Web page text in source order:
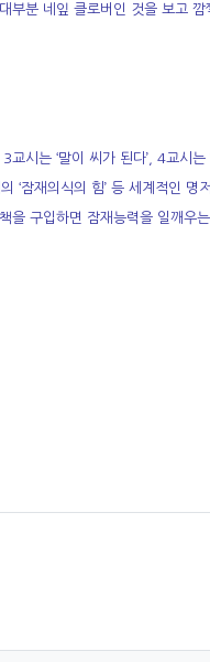
분 네잎 클로버인 것을 보고 깜
시는 ‘말이 씨가 된다’, 4교시는
‘잠재의식의 힘’ 등 세계적인 명
을 구입하면 잠재능력을 일깨우